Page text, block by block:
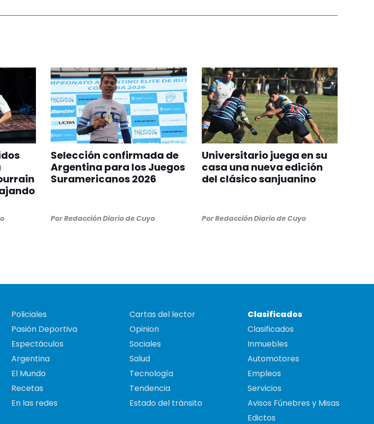
Selección confirmada de
Argentina para los Juegos
Suramericanos 2026
PorRedacción Diario de Cuyo
Universitario juega en su
casa una nueva edición
del clásico sanjuanino
PorRedacción Diario de Cuyo
Policiales
Pasión Deportiva
Espectáculos
Argentina
El Mundo
Recetas
En las redes
Cartas del lector
Opinion
Sociales
Salud
Tecnología
Tendencia
Estado del tránsito
Clasificados
Clasificados
Inmuebles
Automotores
Empleos
Servicios
Avisos Fúnebres y Misas
Edictos